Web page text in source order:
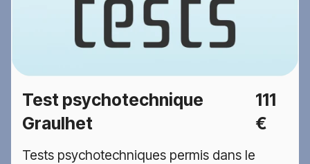
Test psychotechnique
Graulhet
111
€
Tests psychotechniques permis dans le